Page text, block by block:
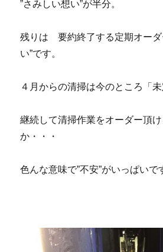
”さみしい想い”が半分。
残りは 要約終了する定期オーダ
い”です。
４月からの清掃は今のところ「未
継続して清掃作業をオーダー頂け
か・・・
色んな意味で”不安”がいっぱいで